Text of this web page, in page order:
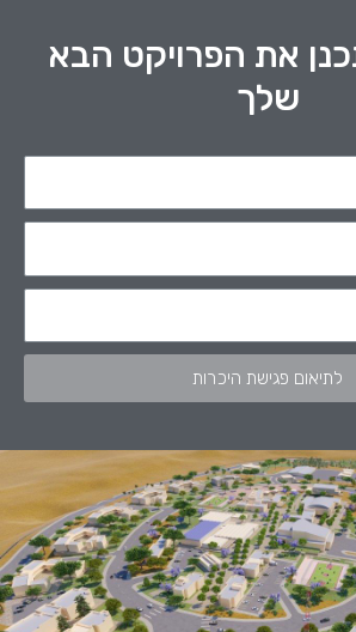
את הפרויקט הבא
שלך
לתיאום פגישת היכרות